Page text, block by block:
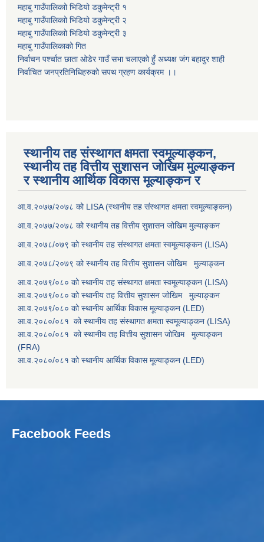
महाबु गाउँपालिकाो भिडियो डकुमेन्ट्री १
महाबु गाउँपालिकाो भिडियो डकुमेन्ट्री २
महाबु गाउँपालिकाो भिडियो डकुमेन्ट्री ३
महाबु गाउँपालिकाको गित
निर्वाचन पर्श्चात छाता ओडेर गाउँ सभा चलाएको हुँ अध्यक्ष जंग बहादुर शाही
निर्वाचित जनप्रतिनिधिहरुको सपथ ग्रहण कार्यक्रम ।।
स्थानीय तह संस्थागत क्षमता स्वमूल्याङ्कन,
स्थानीय तह वित्तीय सुशासन जोखिम मुल्याङ्कन
र स्थानीय आर्थिक विकास मूल्याङ्कन र
आ.व.२०७७/२०७८ को LISA (स्थानीय तह संस्थागत क्षमता स्वमूल्याङ्कन)
आ.व.२०७७/२०७८ को स्थानीय तह वित्तीय सुशासन जोखिम मुल्याङ्कन
आ.व.२०७८/०७९ को स्थानीय तह संस्थागत क्षमता स्वमूल्याङ्कन (LISA)
आ.व.२०७८/२०७९ को स्थानीय तह वित्तीय सुशासन जोखिम मुल्याङ्कन
आ.व.२०७९/०८० को स्थानीय तह संस्थागत क्षमता स्वमूल्याङ्कन (LISA)
आ.व.२०७९/०८० को स्थानीय तह वित्तीय सुशासन जोखिम मुल्याङ्कन
आ.व.२०७९/०८० को स्थानीय आर्थिक विकास मूल्याङ्कन (LED)
आ.व.२०८०/०८१ को स्थानीय तह संस्थागत क्षमता स्वमूल्याङ्कन (LISA)
आ.व.२०८०/०८१ को स्थानीय तह वित्तीय सुशासन जोखिम मुल्याङ्कन
(FRA)
आ.व.२०८०/०८१ को स्थानीय आर्थिक विकास मूल्याङ्कन (LED)
Facebook Feeds